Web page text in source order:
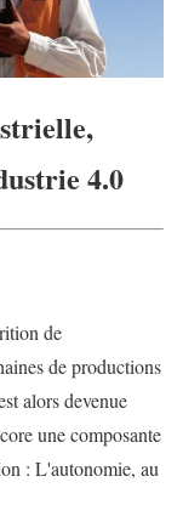
4.0
de
de productions
alors devenue
une composante
: L'autonomie, au